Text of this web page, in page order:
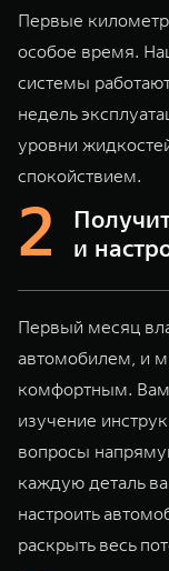
Первые
особое время.
системы
недель
уровни
спокойствием.
и
Первый месяц
автомобилем, и
комфортным. Вам
изучение
вопросы
каждую деталь
настроить
раскрыть весь